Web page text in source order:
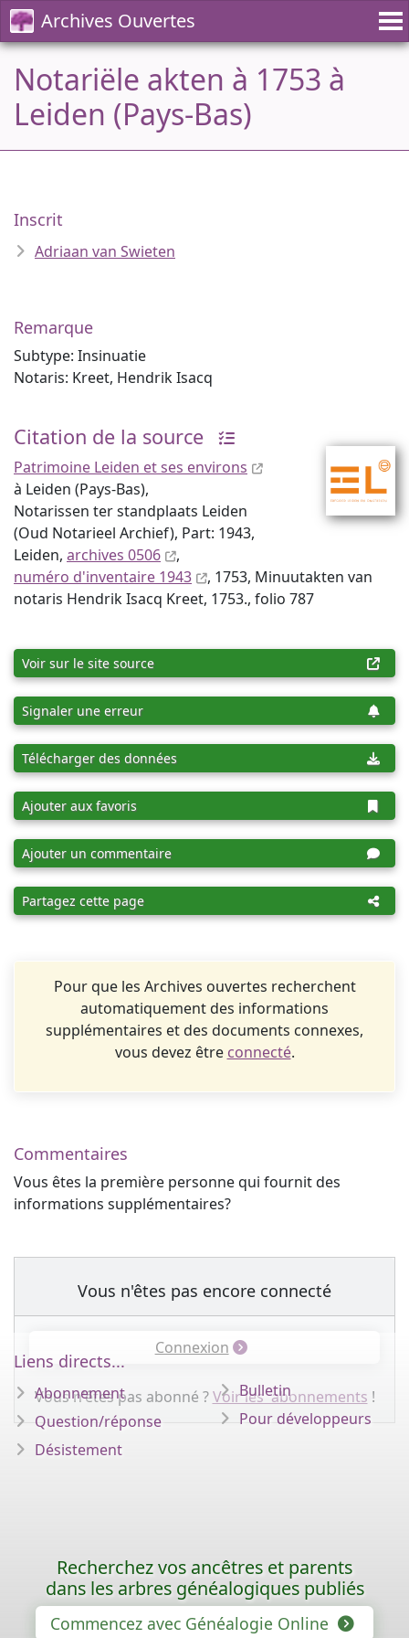
Archives Ouvertes
Notariële akten à 1753 à
Leiden (Pays-Bas)
Inscrit
Adriaan van Swieten
Remarque
Subtype: Insinuatie
Notaris: Kreet, Hendrik Isacq
Citation de la source
Patrimoine Leiden et ses environs
à Leiden (Pays-Bas),
Notarissen ter standplaats Leiden
(Oud Notarieel Archief), Part: 1943,
Leiden, archives 0506
,
numéro d'inventaire 1943
, 1753, Minuutakten van
notaris Hendrik Isacq Kreet, 1753., folio 787
Voir sur le site source
Signaler une erreur
Télécharger des données
Ajouter aux favoris
Ajouter un commentaire
Partagez cette page
Pour que les Archives ouvertes recherchent
automatiquement des informations
supplémentaires et des documents connexes,
vous devez être connecté.
Commentaires
Vous êtes la première personne qui fournit des
informations supplémentaires?
Vous n'êtes pas encore connecté
Connexion
Vous n'êtes pas abonné ?Voir les abonnements !
Liens directs...
Abonnement
Question/réponse
Désistement
Bulletin
Pour développeurs
Recherchez vos ancêtres et parents
dans les arbres généalogiques publiés
Commencez avec Généalogie Online